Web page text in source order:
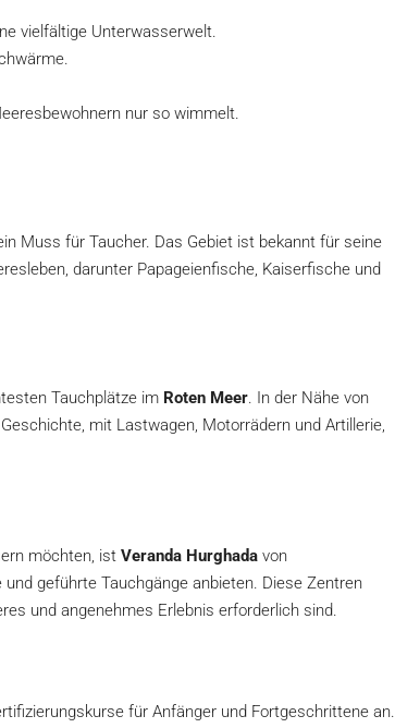
vielfältige Unterwasserwelt.
nur so wimmelt.
Muss für Taucher. Das Gebiet ist bekannt für seine
darunter Papageienfische, Kaiserfische und
Tauchplätze im Roten Meer. In der Nähe von
mit Lastwagen, Motorrädern und Artillerie,
möchten, ist Veranda Hurghada von
geführte Tauchgänge anbieten. Diese Zentren
und angenehmes Erlebnis erforderlich sind.
für Anfänger und Fortgeschrittene an.